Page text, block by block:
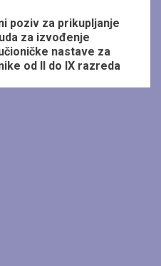
poziv za prikupljanje
za izvođenje
nastave za
od II do IX razreda